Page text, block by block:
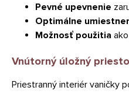
Pevné upevnenie
Optimálne
Možnosť použitia
Vnútorný úložný
Priestranný interiér vaničky